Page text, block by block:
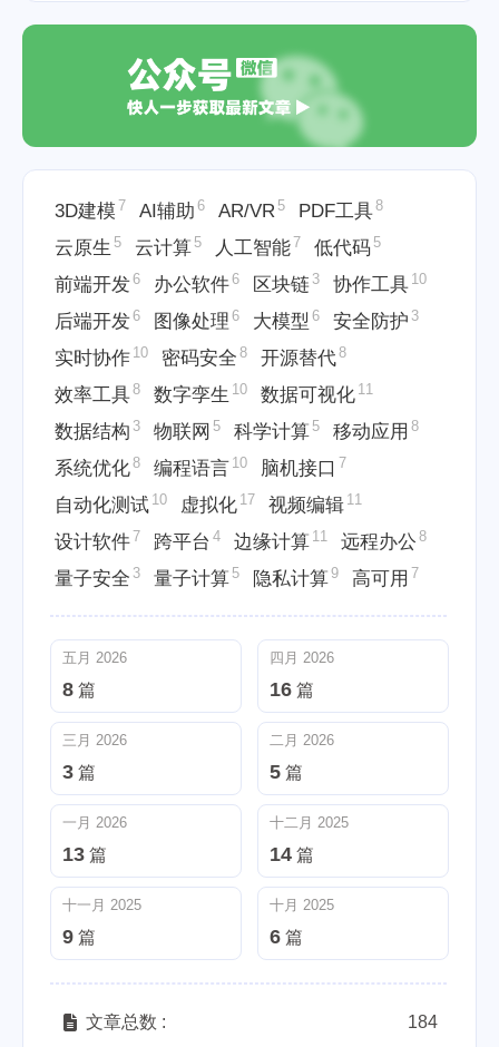
3D建模 7 AI辅助 6 AR/VR 5 PDF工具8
云原生 5 云计算 5 人工智能7 低代码 5
前端开发6 办公软件6 区块链 3 协作工具 10
后端开发6 图像处理 6 大模型 6 安全防护 3
实时协作 10 密码安全 8 开源替代8
效率工具8 数字孪生 10 数据可视化 11
数据结构 3 物联网 5 科学计算 5 移动应用 8
系统优化8 编程语言 10 脑机接口 7
自动化测试 10 虚拟化 17 视频编辑 11
设计软件7 跨平台 4 边缘计算 11 远程办公 8
量子安全 3 量子计算 5 隐私计算9 高可用 7
五月 2026
8 篇
四月 2026
16 篇
三月 2026
3 篇
二月 2026
5 篇
一月 2026
13 篇
十二月 2025
14 篇
十一月 2025
9 篇
十月 2025
6 篇
文章总数 :
184